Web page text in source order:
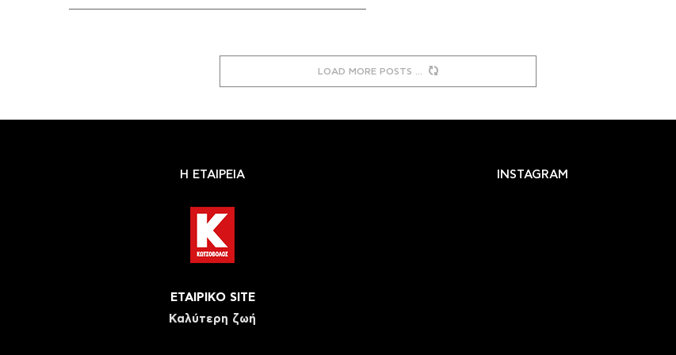
LOAD MORE POSTS
Η ΕΤΑΙΡΕΙΑ
ΕΤΑΙΡΙΚΟ SITE
Καλύτερη ζωή
INSTAGRAM